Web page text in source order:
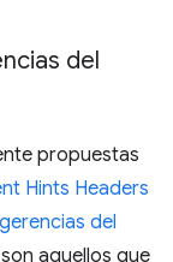
del
propuestas
Hints Headers
del
aquellos que